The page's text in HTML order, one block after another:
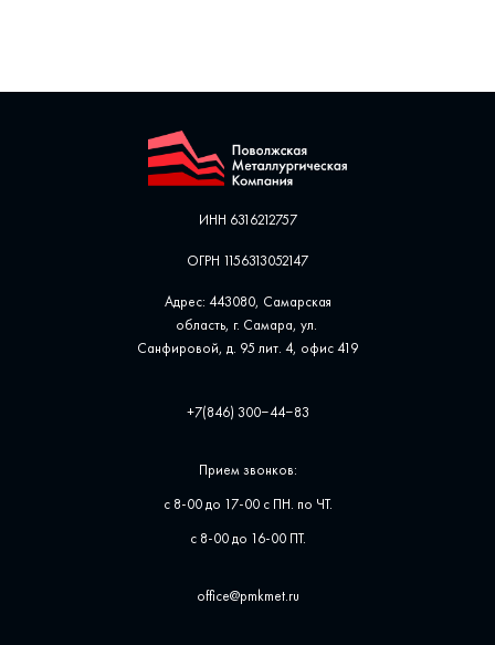
ИНН 6316212757
ОГРН 1156313052147
Адрес: 443080, Самарская
область, г. Самара, ул. ​
Санфировой, д. 95 лит. 4, офис ​419
+7(846) 300‒44‒83
Прием звонков:
с 8-00 до 17-00 с ПН. по ЧТ.
с 8-00 до 16-00 ПТ.
office@pmkmet.ru